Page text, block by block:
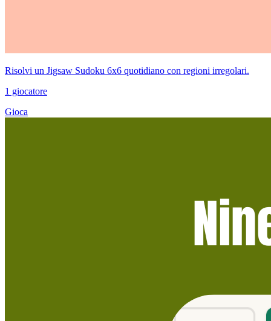
Risolvi un Jigsaw Sudoku 6x6 quotidiano con regioni irregolari.
1 giocatore
Gioca